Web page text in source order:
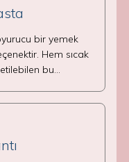
bir yemek
Hem sıcak
bu…